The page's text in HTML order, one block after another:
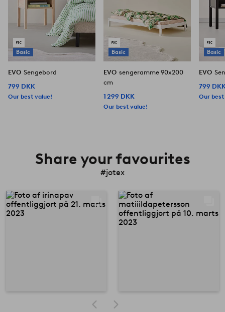
Basic
EVO Sengebord
799 DKK
Our best value!
Basic
EVO sengeramme 90x200
cm
1 299 DKK
Our best value!
Basic
EVO
799
Our
Share your favourites
#jotex